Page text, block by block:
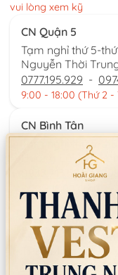
vui lòng xem kỹ
CN Quận 5
Tạm nghỉ thứ 5-
Nguyễn Thời
0777.195.929 -
9:00 - 18:00 (Thứ 2 -
CN Bình Tân
Tạm nghỉ thứ 5-
Hương Lộ 2,
0932.713.594 -
CN Bình Thạnh
58/6 Tân Cảng,
TPHCM
086.7474.247 -